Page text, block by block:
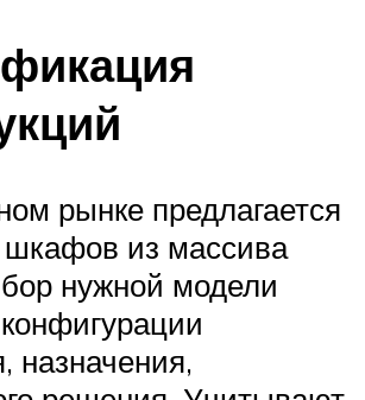
рынке предлагается
из массива
нужной модели
назначения,